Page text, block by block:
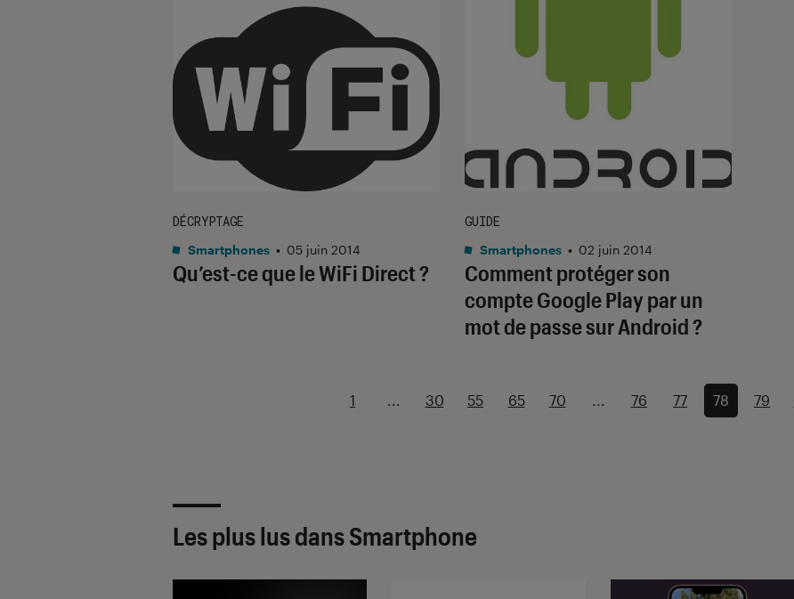
Qu’est-ce que le WiFi Direct ?
DÉCRYPTAGE
Smartphones • 05 juin 2014
Comment protéger son
compte Google Play par un
mot de passe sur Android ?
GUIDE
Smartphones • 02 juin 2014
1 ... 30 55 65 70 ... 76 77 78 79
Les plus lus dans Smartphone